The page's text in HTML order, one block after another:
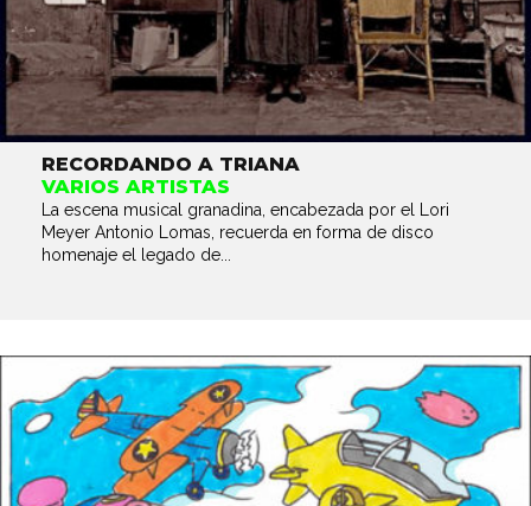
RECORDANDO A TRIANA
VARIOS ARTISTAS
La escena musical granadina, encabezada por el Lori
Meyer Antonio Lomas, recuerda en forma de disco
homenaje el legado de...